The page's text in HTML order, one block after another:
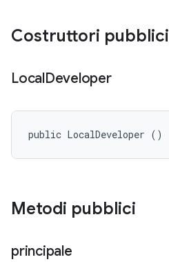
Costruttori pubblici
LocalDeveloper
public LocalDeveloper ()
Metodi pubblici
principale